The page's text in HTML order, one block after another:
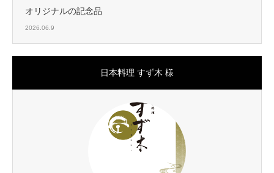
オリジナルの記念品
2026.06.9
日本料理 すず木 様